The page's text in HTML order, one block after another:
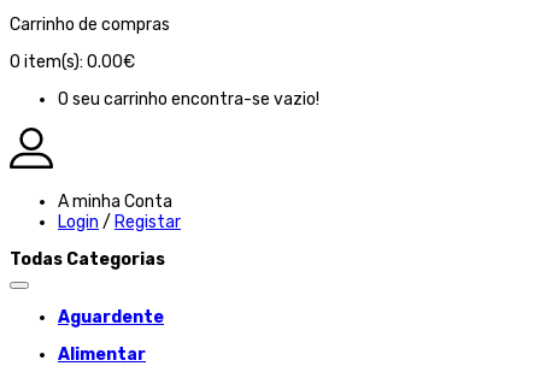
Carrinho de compras
0 item(s): 0.00€
O seu carrinho encontra-se vazio!
A minha Conta
Login / Registar
Todas Categorias
Aguardente
Alimentar